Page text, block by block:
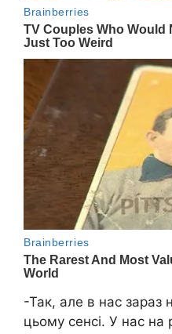
-Так, але в нас
цьому сенсі. У нас на